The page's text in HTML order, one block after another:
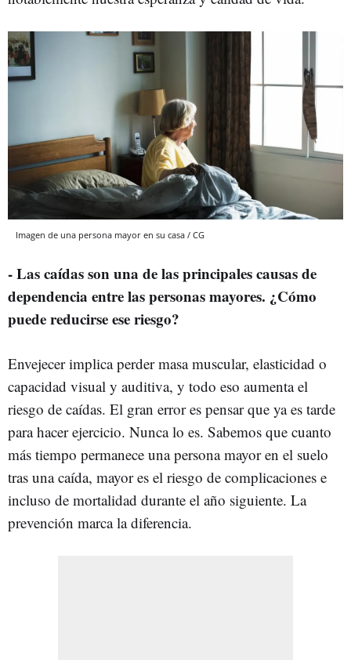
Imagen de una persona mayor en su casa / CG
- Las caídas son una de las principales causas de
dependencia entre las personas mayores. ¿Cómo
puede reducirse ese riesgo?
Envejecer implica perder masa muscular, elasticidad o
capacidad visual y auditiva, y todo eso aumenta el
riesgo de caídas. El gran error es pensar que ya es tarde
para hacer ejercicio. Nunca lo es. Sabemos que cuanto
más tiempo permanece una persona mayor en el suelo
tras una caída, mayor es el riesgo de complicaciones e
incluso de mortalidad durante el año siguiente. La
prevención marca la diferencia.